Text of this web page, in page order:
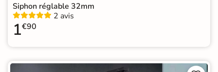
Siphon réglable 32mm
2 avis
1€90